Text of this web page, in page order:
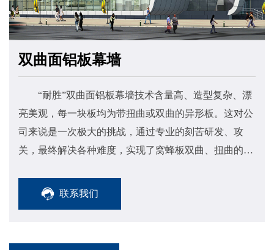
双曲面铝板幕墙
“耐胜”双曲面铝板幕墙技术含量高、造型复杂、漂
亮美观，每一块板均为带扭曲或双曲的异形板。这对公
司来说是一次极大的挑战，通过专业的刻苦研发、攻
关，最终解决各种难度，实现了窝蜂板双曲、扭曲的工
联系我们